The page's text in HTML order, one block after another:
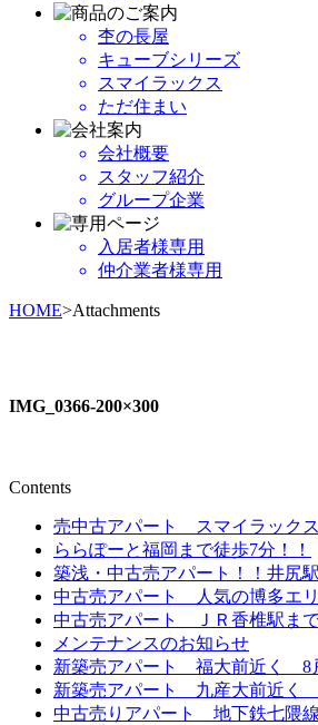
杢の長屋
キューブシリーズ
スマイラックス
ただ住まい
会社概要
スタッフ紹介
グループ企業
入居者様専用
仲介業者様専用
HOME>Attachments
IMG_0366-200×300
Contents
売中古アパート スマイラック
ららぽーと福岡まで徒歩7分！！
築浅・中古売アパート！！井尻
中古売アパート 人気の博多エリ
中古売アパート ＪＲ香椎駅ま
メンテナンスのお知らせ
新築売アパート 福大前近く 8
新築売アパート 九産大前近
中古売りアパート 地下鉄七隈